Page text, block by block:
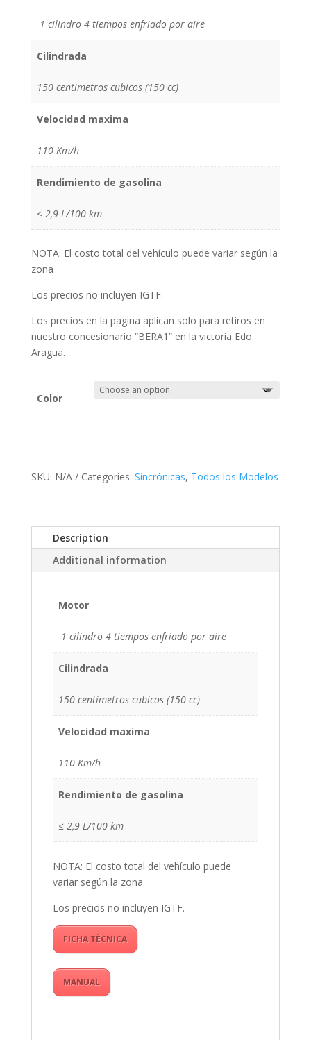
1 cilindro 4 tiempos enfriado por aire
Cilindrada
150 centimetros cubicos (150 cc)
Velocidad maxima
110 Km/h
Rendimiento de gasolina
≤ 2,9 L/100 km
NOTA: El costo total del vehículo puede variar según la
zona
Los precios no incluyen IGTF.
Los precios en la pagina aplican solo para retiros en
nuestro concesionario “BERA1” en la victoria Edo.
Aragua.
Color
SKU: N/A Categories: Sincrónicas, Todos los Modelos
Description
Additional information
Motor
1 cilindro 4 tiempos enfriado por aire
Cilindrada
150 centimetros cubicos (150 cc)
Velocidad maxima
110 Km/h
Rendimiento de gasolina
≤ 2,9 L/100 km
NOTA: El costo total del vehículo puede
variar según la zona
Los precios no incluyen IGTF.
FICHA TÉCNICA
MANUAL